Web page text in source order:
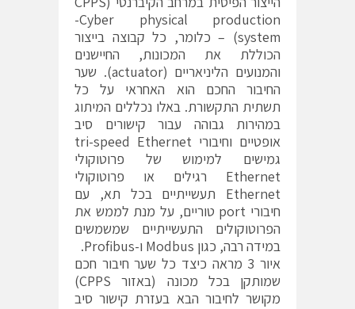
-Cyber physical production
system) – כלומר, כל קבוצה בייצור
הכוללת את המכונות, החיישנים
והמנועים הליניאריים (actuator). שער
החיבור החכם הוא האחראי על כל
תשתית התקשורת. באלו נכללים המיתוג
במהירות גבוהה עבור קישורים סיב
אופטיים וחיבורי tri-speed Ethernet
גמישים למימוש של פרוטוקולי
Ethernet רגילים או פרוטוקולי
Ethernet תעשייתיים בכל תא, עם
חיבורי port טוריים, על מנת לממש את
הפרוטוקולים התעשייתיים שמשמשים
במידה רבה, כגון Modbus ו-Profibus.
איור 3 מראה כיצד כל שער חיבור חכם
שמותקן בכל מכונה (באזור CPPS)
מקושר לחיבור הבא בעזרת קישור סיב